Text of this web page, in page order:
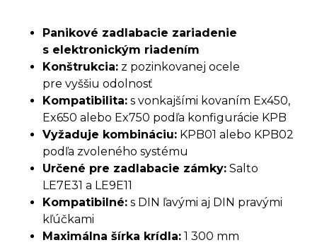
Panikové zadlabacie zariadenie
s elektronickým riadením
Konštrukcia: z pozinkovanej ocele
pre vyššiu odolnosť
Kompatibilita: s vonkajšími kovaním Ex450,
Ex650 alebo Ex750 podľa konfigurácie KPB
Vyžaduje kombináciu: KPB01 alebo KPB02
podľa zvoleného systému
Určené pre zadlabacie zámky: Salto
LE7E31 a LE9E11
Kompatibilné: s DIN ľavými aj DIN pravými
kľúčkami
Maximálna šírka krídla: 1 300 mm